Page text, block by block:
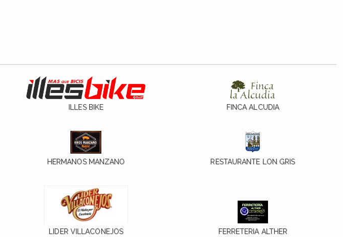
ILLES BIKE FINCA ALCUDIA
HERMANOS MANZANO RESTAURANTE LON GRIS
LIDER VILLACONEJOS FERRETERIA ALTHER